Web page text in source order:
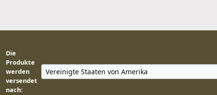
Die
Produkte
werden
versendet
nach: